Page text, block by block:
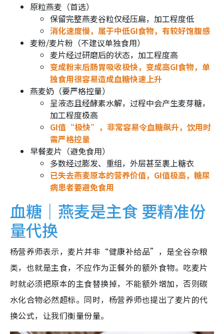
原粒燕麦（首选）
保留完整燕麦谷粒仅经压扁，加工程度低
消化速度慢，属于中低GI食物，有较好饱腹感
麦粉/麦片粉（不建议单独食用）
麦片经过研磨后的状态，加工程度高
变成粉末后肠胃吸收极快，变成高GI食物，单
独食用很容易造成血糖快速上升
燕麦奶（要严格控量）
呈液态且经酵素水解，过程中会产生麦芽糖，
加工程度极高
GI值“极快”，非常容易令血糖飙升，饮用时
需严格控量
早餐麦片（避免食用）
多数经过膨发、重组，外层甚至裹上糖衣
已失去燕麦原本的营养价值，GI值极高，糖尿
病患者要避免食用
血糖｜燕麦是主食 要精准份
量代换
杨营养师表示，麦片并非“健康补给品”，是全谷杂粮
类，也就是主食，不应作为正餐外的额外食物。吃麦片
时就必须把原本的主食替换掉，不能额外增加，否则碳
水化合物必然超标。同时，杨营养师也提出了麦片的代
换公式，让我们衡量份量。